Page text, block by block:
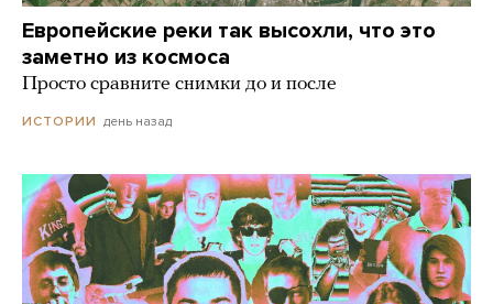
Европейские реки так высохли, что это
заметно из космоса
Просто сравните снимки до и после
ИСТОРИИ день назад